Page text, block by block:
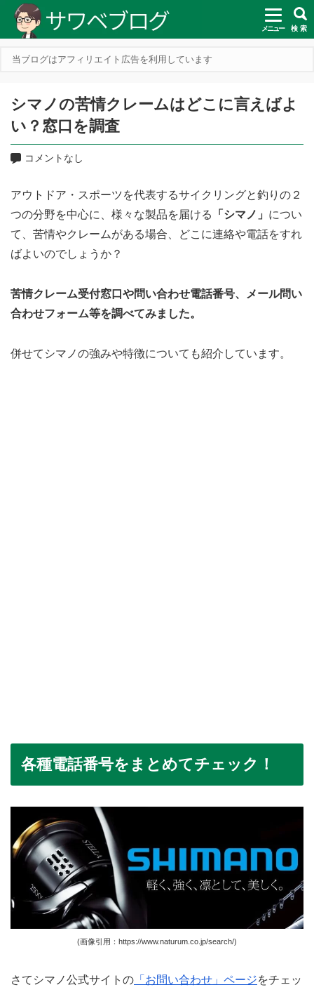
メニュー 検 索
当ブログはアフィリエイト広告を利用しています
シマノの苦情クレームはどこに言えばよ
い？窓口を調査
コメントなし
アウトドア・スポーツを代表するサイクリングと釣りの２
つの分野を中心に、様々な製品を届ける
「シマノ」 につい
て、苦情やクレームがある場合、どこに連絡や電話をすれ
ばよいのでしょうか？
苦情クレーム受付窓口や問い合わせ電話番号、メール問い
合わせフォーム等を調べてみました。
併せてシマノの強みや特徴についても紹介しています。
各種電話番号をまとめてチェック！
(画像引用：https://www.naturum.co.jp/search/)
さてシマノ公式サイトの 「お問い合わせ」ページをチェッ